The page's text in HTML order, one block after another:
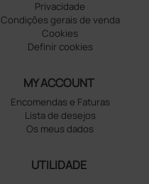
Privacidade
Condições gerais de venda
Cookies
Definir cookies
MY ACCOUNT
Encomendas e Faturas
Lista de desejos
Os meus dados
UTILIDADE